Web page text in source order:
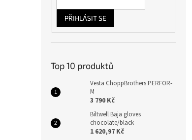
PŘIHLÁSIT SE
Top 10 produktů
Vesta ChoppBrothers PERFOR-
M
3 790 Kč
Biltwell Baja gloves
chocolate/black
1 620,97 Kč